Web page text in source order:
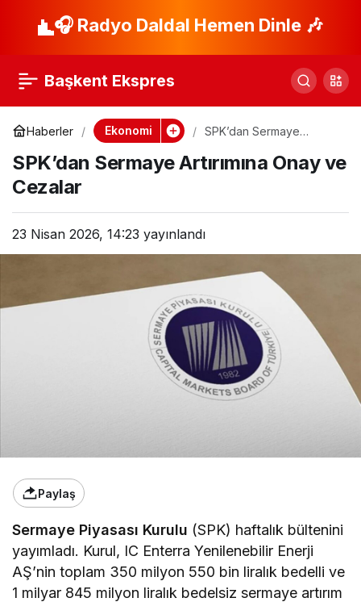
🎧 Radyo Daldal Hemen Dinle 🎶
Başkent Ekspres
Haberler Ekonomi
SPK’dan Sermaye
Cezalar
SPK’dan Sermaye Artırımına Onay ve
Cezalar
23 Nisan 2026, 14:23 yayınlandı
Paylaş
Sermaye Piyasası Kurulu (SPK) haftalık bültenini
yayımladı. Kurul, IC Enterra Yenilenebilir Enerji
AŞ’nin toplam 350 milyon 550 bin liralık bedelli ve
1 milyar 845 milyon liralık bedelsiz sermaye artırım
Hürmüz Boğazı’ndan
Tartışılıyor
Paylaş